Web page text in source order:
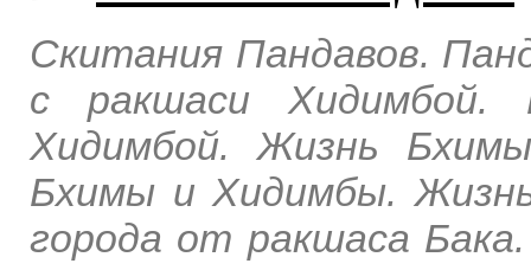
Скитания Пандавов.
с ракшаси Хидимбой.
Хидимбой. Жизнь
Бхимы и Хидимбы.
города от ракшаса